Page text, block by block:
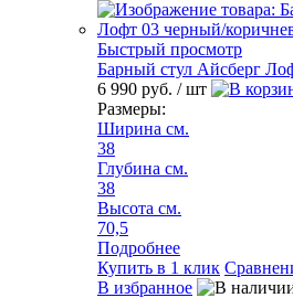
Быстрый просмотр
Барный стул Айсберг
6 990 руб. / шт
Размеры:
Ширина см.
38
Глубина см.
38
Высота см.
70,5
Подробнее
Купить в 1 клик
В избранное